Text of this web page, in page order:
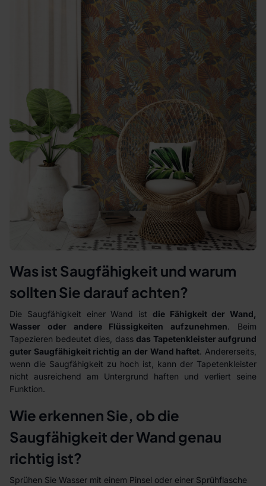
Was ist Saugfähigkeit und warum
sollten Sie darauf achten?
Die Saugfähigkeit einer Wand ist die Fähigkeit der Wand,
Wasser oder andere Flüssigkeiten aufzunehmen. Beim
Tapezieren bedeutet dies, dass das Tapetenkleister aufgrund
guter Saugfähigkeit richtig an der Wand haftet. Andererseits,
wenn die Saugfähigkeit zu hoch ist, kann der Tapetenkleister
nicht ausreichend am Untergrund haften und verliert seine
Funktion.
Wie erkennen Sie, ob die
Saugfähigkeit der Wand genau
richtig ist?
Sprühen Sie Wasser mit einem Pinsel oder einer Sprühflasche